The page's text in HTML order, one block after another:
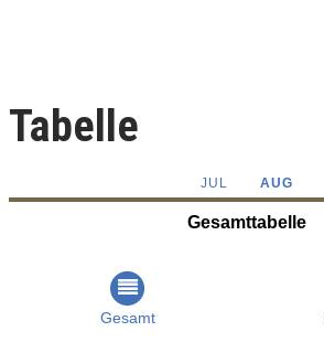
Tabelle
JUL AUG
Gesamttabelle
Gesamt